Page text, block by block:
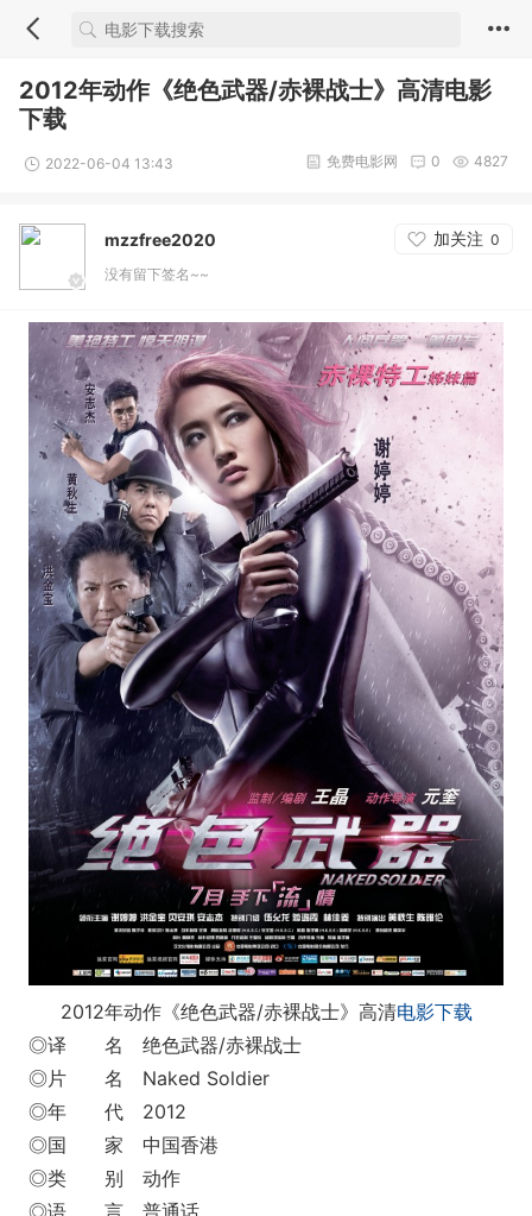
2012年动作《绝色武器/赤裸战士》高清电影
下载
2022-06-04 13:43 4827
0
免费电影网
mzzfree2020 加关注 0
没有留下签名~~
2012年动作《绝色武器/赤裸战士》高清电影下载
◎译 名 绝色武器/赤裸战士
◎片 名 Naked Soldier
◎年 代 2012
◎国 家 中国香港
◎类 别 动作
◎语 言 普通话